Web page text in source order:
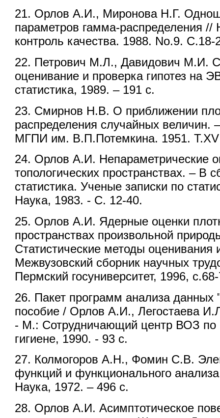
21. Орлов А.И., Миронова Н.Г.
параметров гамма-распределения //
контроль качества. 1988. No.9. С.18-
22. Петрович М.Л., Давидович М.И.
оценивание и проверка гипотез на
статистика, 1989. – 191 с.
23. Смирнов Н.В. О приближении
распределения случайных величин.
МГПИ им. В.П.Потемкина. 1951.
24. Орлов А.И. Непараметрические
топологических пространствах. – В
статистика. Ученые записки по
Наука, 1983. - С. 12-40.
25. Орлов А.И. Ядерные оценки
пространствах произвольной
Статистические методы оценивания
Межвузовский сборник научных
Пермский госуниверситет, 1996,
26. Пакет программ анализа
пособие / Орлов А.И., Легостаева
- М.: Сотрудничающий центр ВОЗ по
гигиене, 1990. - 93 с.
27. Колмогоров А.Н., Фомин С.В.
функций и функционального
Наука, 1972. – 496 с.
28. Орлов А.И. Асимптотическое